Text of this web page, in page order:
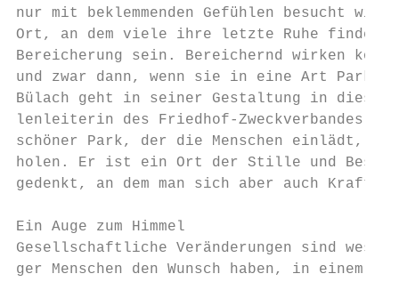
nur mit beklemmenden Gefühlen besucht
Ort, an dem viele ihre letzte Ruhe finden,
Bereicherung sein. Bereichernd wirken
und zwar dann, wenn sie in eine Art
Bülach geht in seiner Gestaltung in diese
lenleiterin des Friedhof-Zweckverbandes
schöner Park, der die Menschen einlädt,
holen. Er ist ein Ort der Stille und
gedenkt, an dem man sich aber auch Kraft
Ein Auge zum Himmel
Gesellschaftliche Veränderungen sind
ger Menschen den Wunsch haben, in einem